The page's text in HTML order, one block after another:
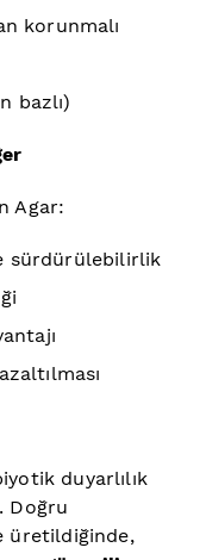
korunmalı
bazlı)
Agar:
sürdürülebilirlik
duyarlılık
. Doğru
üretildiğinde,